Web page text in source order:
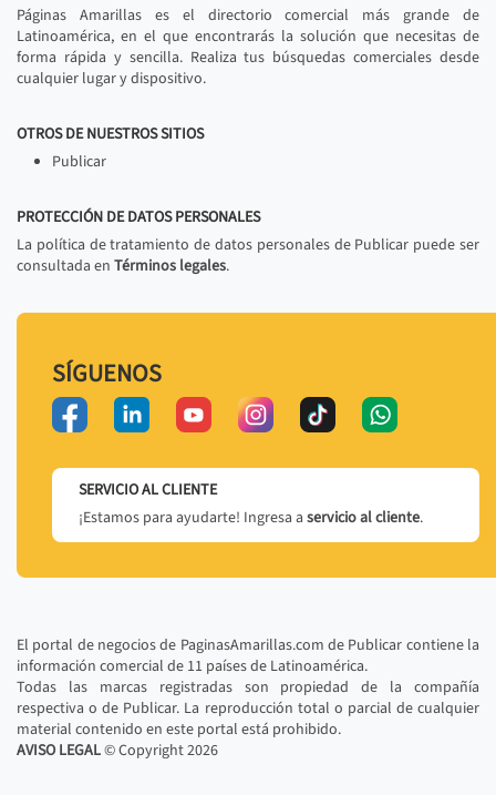
Páginas Amarillas es el directorio comercial más grande de
Latinoamérica, en el que encontrarás la solución que necesitas de
forma rápida y sencilla. Realiza tus búsquedas comerciales desde
cualquier lugar y dispositivo.
OTROS DE NUESTROS SITIOS
Publicar
PROTECCIÓN DE DATOS PERSONALES
La política de tratamiento de datos personales de Publicar puede ser
consultada en Términos legales.
SÍGUENOS
SERVICIO AL CLIENTE
¡Estamos para ayudarte! Ingresa a servicio al cliente.
El portal de negocios de PaginasAmarillas.com de Publicar contiene la
información comercial de 11 países de Latinoamérica.
Todas las marcas registradas son propiedad de la compañía
respectiva o de Publicar. La reproducción total o parcial de cualquier
material contenido en este portal está prohibido.
AVISO LEGAL© Copyright2026